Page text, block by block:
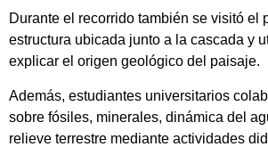
Durante el recorrido también se visitó el
estructura ubicada junto a la cascada y
explicar el origen geológico del paisaje.
Además, estudiantes universitarios
sobre fósiles, minerales, dinámica del
relieve terrestre mediante actividades